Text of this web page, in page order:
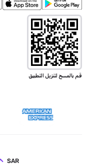
قم بالمسح لتنزيل التطبيق
SAR